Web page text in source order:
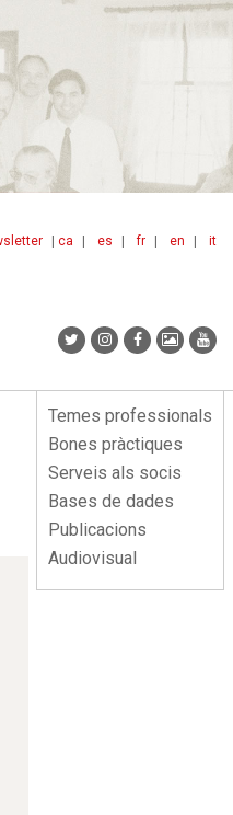
ca es fr en it
Menu
lateral
Temes professionals
Bones pràctiques
Serveis als socis
Bases de dades
Publicacions
Audiovisual